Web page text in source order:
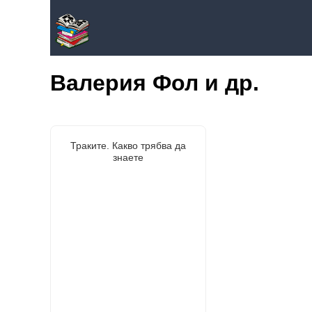
Валерия Фол и др.
Траките. Какво трябва да
знаете